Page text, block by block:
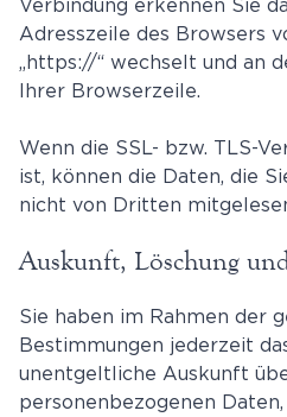
Verbindung erkennen Sie
Adresszeile des Browsers
„https://“ wechselt und an
Ihrer Browserzeile.
Wenn die SSL- bzw. TLS-
ist, können die Daten, die
nicht von Dritten
Auskunft, Löschung
Sie haben im Rahmen der
Bestimmungen jederzeit
unentgeltliche Auskunft
personenbezogenen